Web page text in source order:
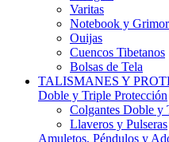
Varitas
Notebook y
Ouijas
Cuencos Tibetanos
Bolsas de Tela
TALISMANES Y
Doble y Triple Protección
Colgantes Doble y
Llaveros y Pulseras
Amuletos, Péndulos y